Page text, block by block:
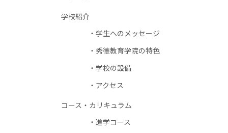
学校紹介
学生へのメッセージ
秀德教育学院の特色
学校の設備
アクセス
コース・カリキュラム
進学コース